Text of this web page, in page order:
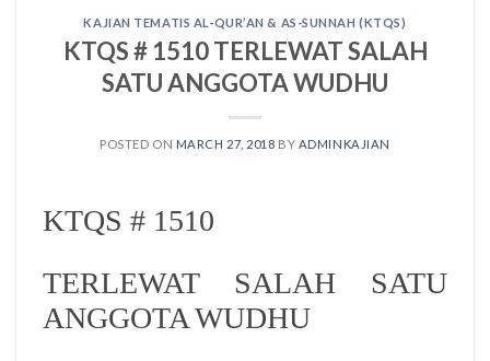
KAJIAN TEMATIS AL-QUR’AN & AS-SUNNAH (KTQS)
KTQS # 1510 TERLEWAT SALAH
SATU ANGGOTA WUDHU
POSTED ON MARCH 27, 2018 BY ADMINKAJIAN
KTQS # 1510
TERLEWAT SALAH SATU
ANGGOTA WUDHU